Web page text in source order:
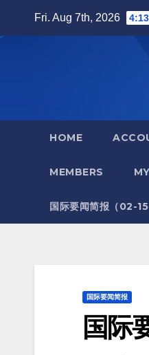
Fri. Aug 7th, 2026
HOME
MEMBERS
国际要闻简报（02-
国际要闻简报
国际